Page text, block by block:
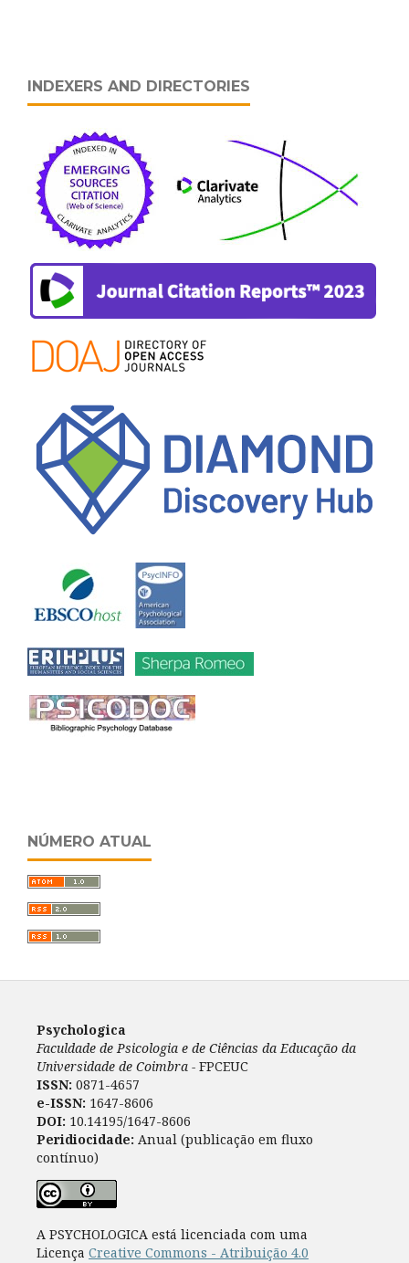
INDEXERS AND DIRECTORIES
NÚMERO ATUAL
Psychologica
Faculdade de Psicologia e de Ciências da Educação da
Universidade de Coimbra - FPCEUC
ISSN: 0871-4657
e-ISSN: 1647-8606
DOI: 10.14195/1647-8606
Peridiocidade: Anual (publicação em fluxo
contínuo)
A PSYCHOLOGICA está licenciada com uma
Licença Creative Commons - Atribuição 4.0